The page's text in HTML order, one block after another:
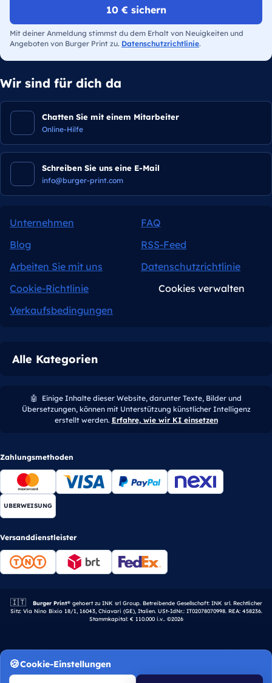
10 € sichern
Mit deiner Anmeldung stimmst du dem Erhalt von Neuigkeiten und
Angeboten von Burger Print zu. Datenschutzrichtlinie.
Wir sind für dich da
Chatten Sie mit einem Mitarbeiter
Online-Hilfe
Schreiben Sie uns eine E-Mail
info@burger-print.com
Unternehmen
FAQ
Blog
RSS-Feed
Arbeiten Sie mit uns
Datenschutzrichtlinie
Cookie-Richtlinie
Cookies verwalten
Verkaufsbedingungen
Alle Kategorien
🤖
Einige Inhalte dieser Website, darunter Texte, Bilder und
Übersetzungen, können mit Unterstützung künstlicher Intelligenz
erstellt werden. Erfahre, wie wir KI einsetzen
Zahlungsmethoden
UBERWEISUNG
Versanddienstleister
🇮🇹 Italienisches Unternehmen.
Burger Print®gehoert zu INK srl Group. Betreibende Gesellschaft: INK srl. Rechtlicher
Sitz: Via Nino Bixio 18/1, 16043, Chiavari (GE), Italien. USt-IdNr.: IT02078070998. REA: 458236.
Stammkapital: € 110.000 i.v.. ©2026
Cookie-Einstellungen